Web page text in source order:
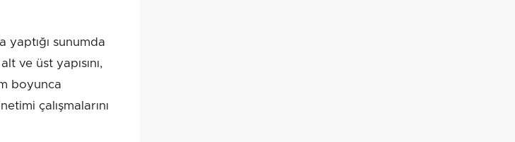
yaptığı sunumda
ve üst yapısını,
boyunca
çalışmalarını